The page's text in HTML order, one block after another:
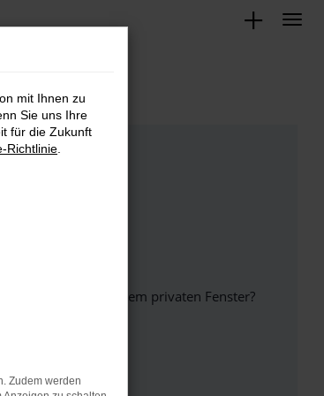
oder in einem privaten Fenster?
werden.
mit Ihnen zu
Sie uns Ihre
für die Zukunft
Richtlinie
Zudem werden